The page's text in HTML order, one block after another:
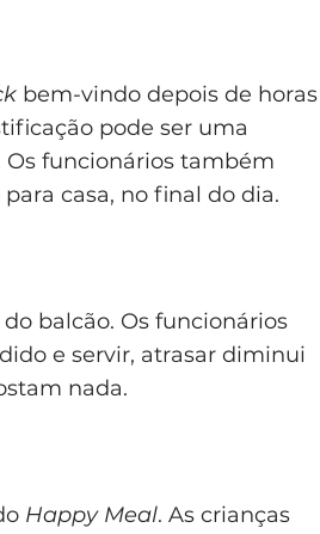
bem-vindo depois de horas
pode ser uma
Os funcionários também
casa, no final do dia.
balcão. Os funcionários
e servir, atrasar diminui
nada.
Happy Meal. As crianças